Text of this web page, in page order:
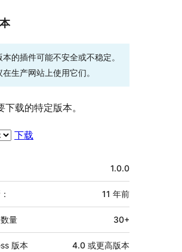
本的插件可能不安全或不稳定。
生产网站上使用它们。
下载的特定版本。
下载
1.0.0
11 年前
量 30+
版本 4.0 或更高版本